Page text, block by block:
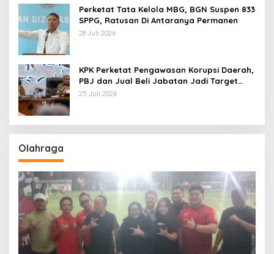
Perketat Tata Kelola MBG, BGN Suspen 833
SPPG, Ratusan Di Antaranya Permanen
28 Juli 2026
KPK Perketat Pengawasan Korupsi Daerah,
PBJ dan Jual Beli Jabatan Jadi Target
Utama
25 Juli 2026
Olahraga